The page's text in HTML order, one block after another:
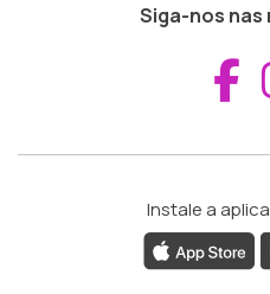
Siga-nos nas
Instale a